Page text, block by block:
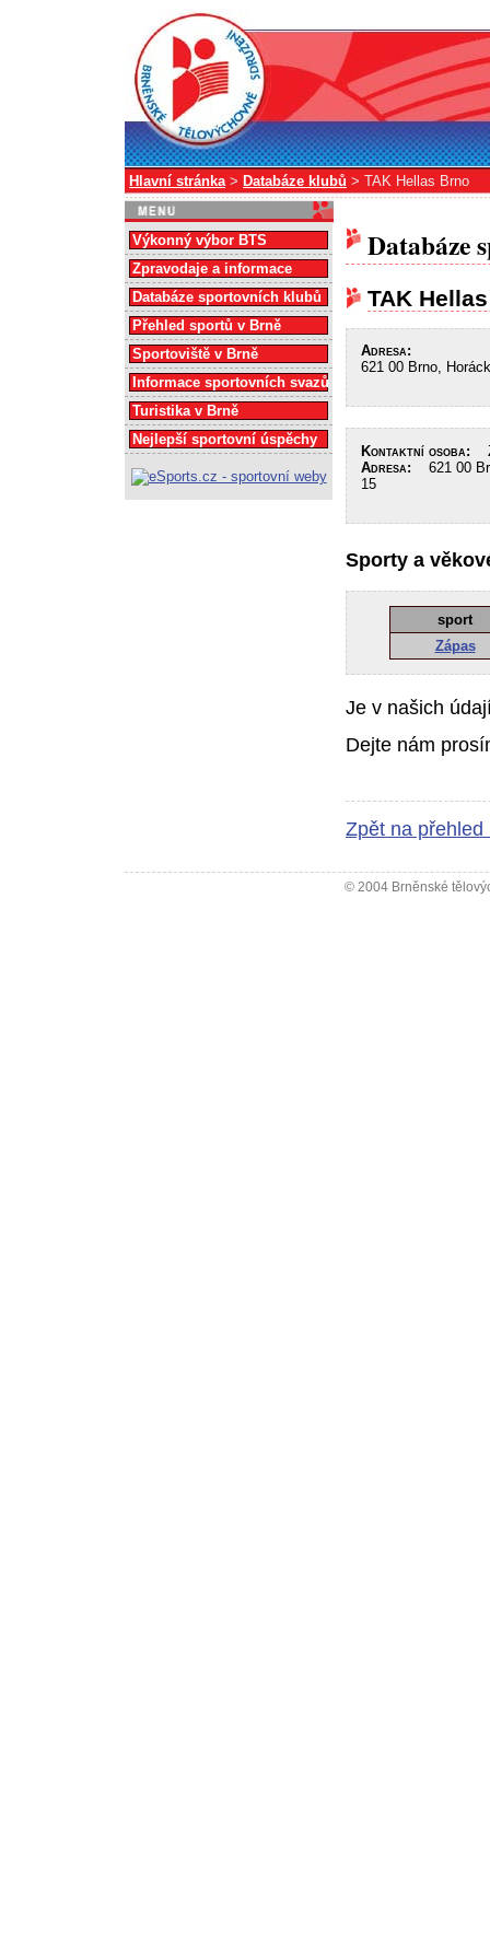
Hlavní stránka> Databáze klubů > TAK Hellas Brno
Databáze
TAK
Adresa:
621 00 Brno,
Kontaktní osoba:
Adresa: 621 00
15
Sporty a
sport
Zápas
Je v našich
Dejte nám
Zpět na přehled
Výkonný výbor BTS
Zpravodaje a informace
Databáze sportovních klubů
Přehled sportů v Brně
Sportoviště v Brně
Informace sportovních svazů
Turistika v Brně
Nejlepší sportovní úspěchy
© 2004 Brněnské